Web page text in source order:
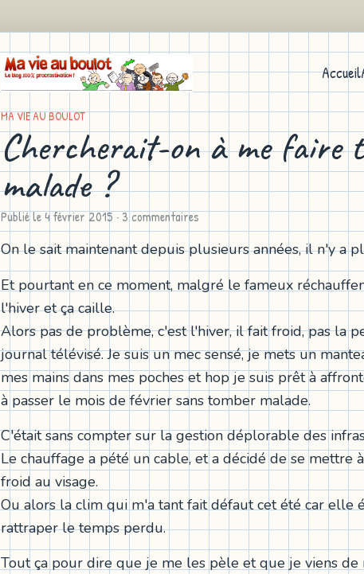
Accueil
MA VIE AU BOULOT
Chercherait-on à me faire
malade ?
Publié le4 février 2015· 3 commentaires
On le sait maintenant depuis plusieurs années, il n'y a
Et pourtant en ce moment, malgré le fameux
l'hiver et ça caille.
Alors pas de problème, c'est l'hiver, il fait froid, pas la
journal télévisé. Je suis un mec sensé, je mets un
mes mains dans mes poches et hop je suis prêt à
à passer le mois de février sans tomber malade.
C'était sans compter sur la gestion déplorable des
Le chauffage a pété un cable, et a décidé de se mettre
froid au visage.
Ou alors la clim qui m'a tant fait défaut cet été car elle
rattraper le temps perdu.
Tout ça pour dire que je me les pèle et que je viens